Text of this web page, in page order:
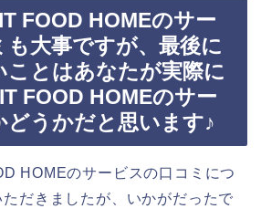
FOOD HOMEのサー
も大事ですが、最後に
ことはあなたが実際に
FOOD HOMEのサー
どうかだと思います♪
HOMEのサービスの口コミにつ
だきましたが、いかがだったで